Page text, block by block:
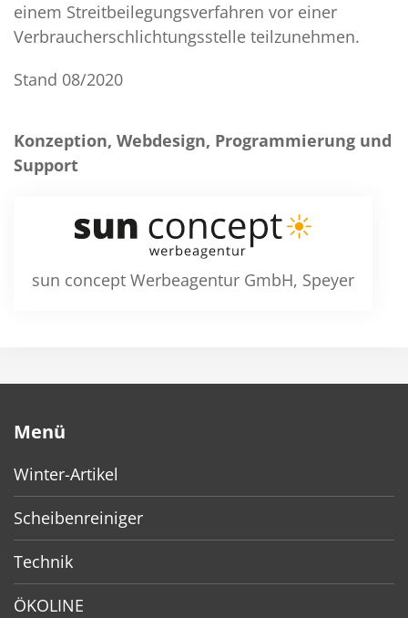
einem Streitbeilegungsverfahren vor einer
Verbraucherschlichtungsstelle teilzunehmen.
Stand 08/2020
Konzeption, Webdesign, Programmierung und
Support
sun concept Werbeagentur GmbH, Speyer
Menü
Winter-Artikel
Scheibenreiniger
Technik
ÖKOLINE